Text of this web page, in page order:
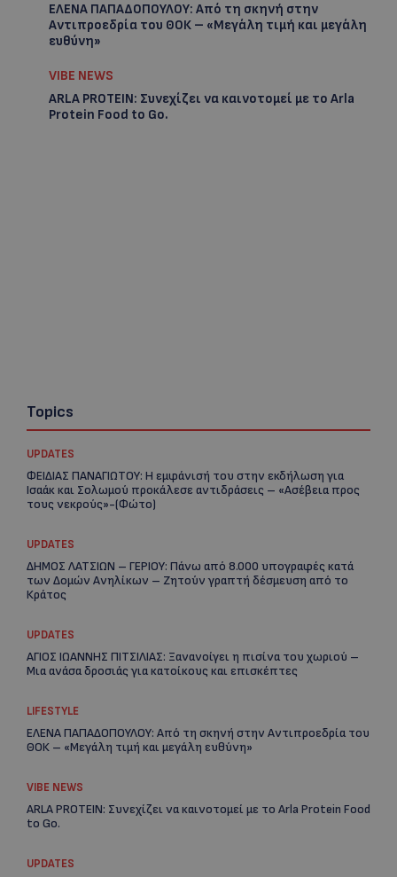
ΕΛΕΝΑ ΠΑΠΑΔΟΠΟΥΛΟΥ: Από τη σκηνή στην
Αντιπροεδρία του ΘΟΚ – «Μεγάλη τιμή και μεγάλη
ευθύνη»
VIBE NEWS
ARLA PROTEIN: Συνεχίζει να καινοτομεί με το Arla
Protein Food to Go.
Topics
UPDATES
ΦΕΙΔΙΑΣ ΠΑΝΑΓΙΩΤΟΥ: Η εμφάνισή του στην εκδήλωση για
Ισαάκ και Σολωμού προκάλεσε αντιδράσεις – «Ασέβεια προς
τους νεκρούς»-(Φώτο)
UPDATES
ΔΗΜΟΣ ΛΑΤΣΙΩΝ – ΓΕΡΙΟΥ: Πάνω από 8.000 υπογραφές κατά
των Δομών Ανηλίκων – Ζητούν γραπτή δέσμευση από το
Κράτος
UPDATES
ΑΓΙΟΣ ΙΩΑΝΝΗΣ ΠΙΤΣΙΛΙΑΣ: Ξανανοίγει η πισίνα του χωριού –
Μια ανάσα δροσιάς για κατοίκους και επισκέπτες
LIFESTYLE
ΕΛΕΝΑ ΠΑΠΑΔΟΠΟΥΛΟΥ: Από τη σκηνή στην Αντιπροεδρία του
ΘΟΚ – «Μεγάλη τιμή και μεγάλη ευθύνη»
VIBE NEWS
ARLA PROTEIN: Συνεχίζει να καινοτομεί με το Arla Protein Food
to Go.
UPDATES